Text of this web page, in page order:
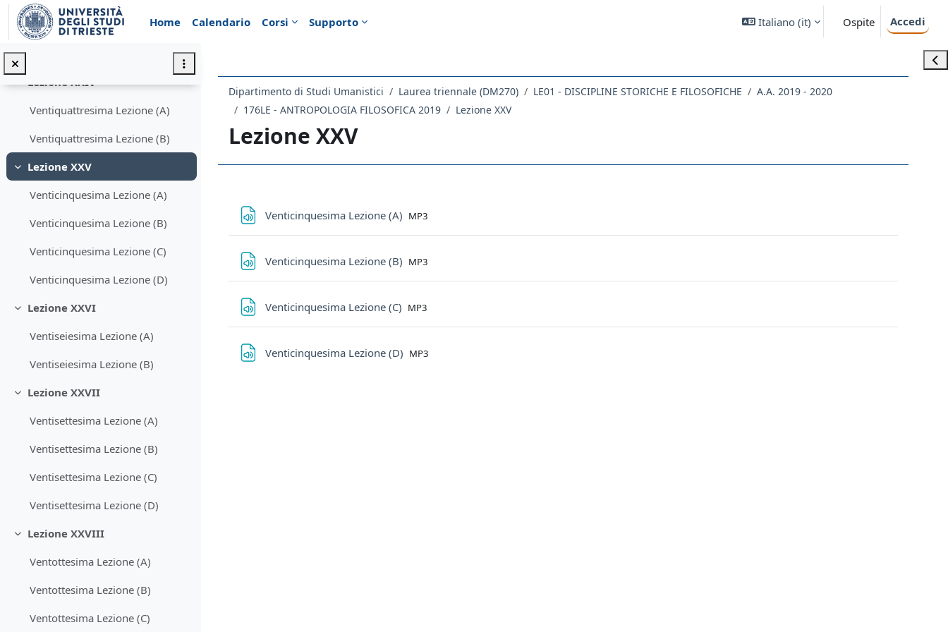
Vai al contenuto principale
Home
Calendario Corsi Supporto Italiano ‎(it)‎ Ospite Accedi
Minimizza
Ventitreesima Lezione (A)
Minimizza
Lezione XXIV
Ventiquattresima Lezione (A)
Ventiquattresima Lezione (B)
Minimizza
Lezione XXV
Venticinquesima Lezione (A)
Venticinquesima Lezione (B)
Venticinquesima Lezione (C)
Venticinquesima Lezione (D)
Minimizza
Lezione XXVI
Ventiseiesima Lezione (A)
Ventiseiesima Lezione (B)
Minimizza
Lezione XXVII
Ventisettesima Lezione (A)
Ventisettesima Lezione (B)
Ventisettesima Lezione (C)
Ventisettesima Lezione (D)
Minimizza
Lezione XXVIII
Ventottesima Lezione (A)
Ventottesima Lezione (B)
Ventottesima Lezione (C)
Dipartimento di Studi Umanistici Laurea triennale (DM270) LE01 - DISCIPLINE STORICHE E FILOSOFICHE
A.A. 2019 - 2020
176LE - ANTROPOLOGIA FILOSOFICA 2019
Lezione XXV
Lezione XXV
Venticinquesima Lezione (A) File
MP3
Venticinquesima Lezione (B) File
MP3
Venticinquesima Lezione (C) File
MP3
Venticinquesima Lezione (D) File
MP3